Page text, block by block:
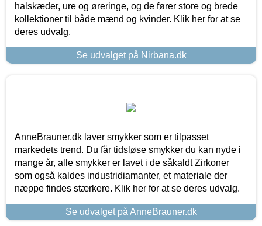
halskæder, ure og øreringe, og de fører store og brede
kollektioner til både mænd og kvinder. Klik her for at se
deres udvalg.
Se udvalget på Nirbana.dk
AnneBrauner.dk laver smykker som er tilpasset
markedets trend. Du får tidsløse smykker du kan nyde i
mange år, alle smykker er lavet i de såkaldt Zirkoner
som også kaldes industridiamanter, et materiale der
næppe findes stærkere. Klik her for at se deres udvalg.
Se udvalget på AnneBrauner.dk